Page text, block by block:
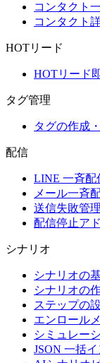
コンタクト
コンタクト
HOTリード
HOTリード
タグ管理
タグの作成
配信
LINE 一斉配
メール一斉
送信失敗管理
配信停止ア
シナリオ
シナリオの
シナリオの
ステップの
エンロール
シミュレー
JSON 一括